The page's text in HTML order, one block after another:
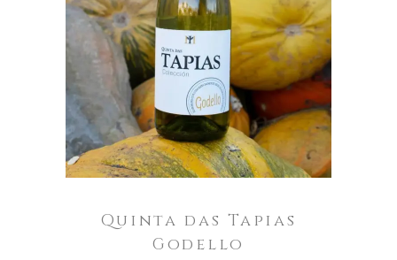
ENGADIR AO CARRO
Quinta das Tapias
Godello